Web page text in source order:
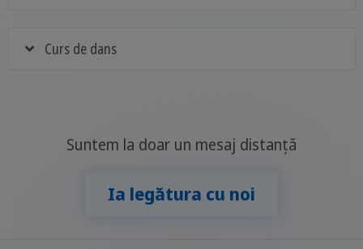
Curs de dans
Suntem la doar un mesaj distanță
Ia legătura cu noi